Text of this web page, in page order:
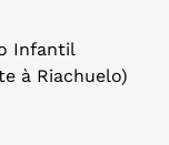
Infantil
à Riachuelo)